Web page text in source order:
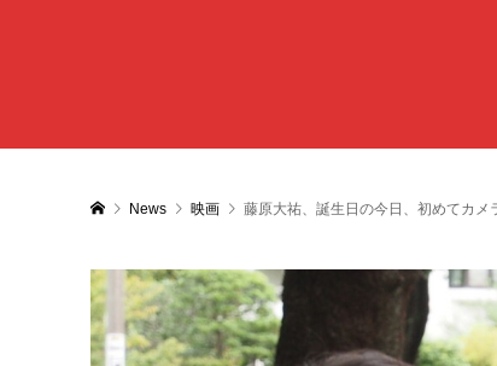
News 映画 藤原大祐、誕生日の今日、初めてカメ